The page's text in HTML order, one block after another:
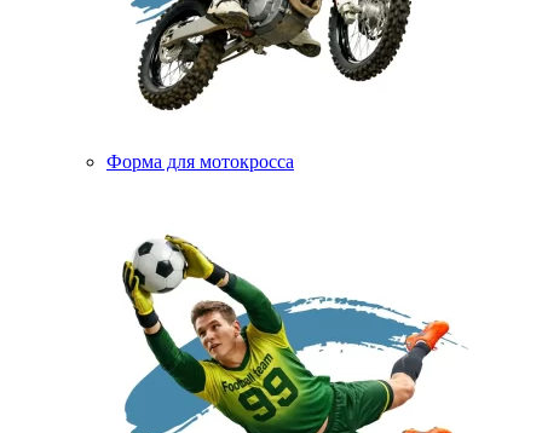
Форма для мотокросса